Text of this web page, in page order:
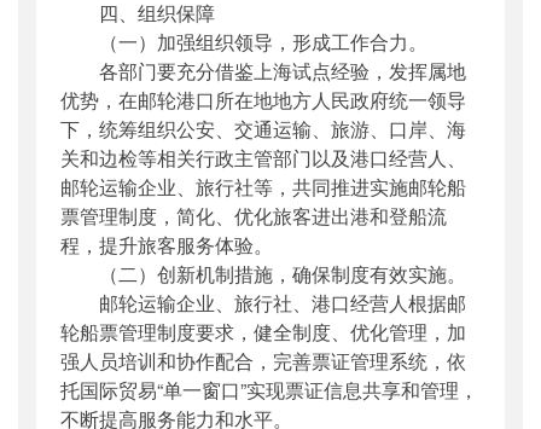
四、组织保障
（一）加强组织领导，形成工作合力。
各部门要充分借鉴上海试点经验，发挥属地
优势，在邮轮港口所在地地方人民政府统一领导
下，统筹组织公安、交通运输、旅游、口岸、海
关和边检等相关行政主管部门以及港口经营人、
邮轮运输企业、旅行社等，共同推进实施邮轮船
票管理制度，简化、优化旅客进出港和登船流
程，提升旅客服务体验。
（二）创新机制措施，确保制度有效实施。
邮轮运输企业、旅行社、港口经营人根据邮
轮船票管理制度要求，健全制度、优化管理，加
强人员培训和协作配合，完善票证管理系统，依
托国际贸易“单一窗口”实现票证信息共享和管理，
不断提高服务能力和水平。